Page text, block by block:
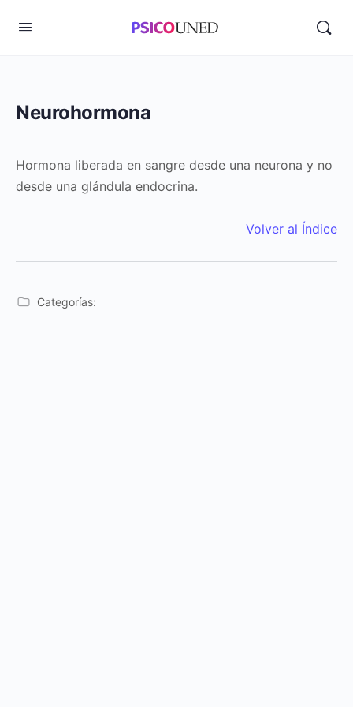
Neurohormona
Hormona liberada en sangre desde una neurona y no
desde una glándula endocrina.
Volver al Índice
Categorías: